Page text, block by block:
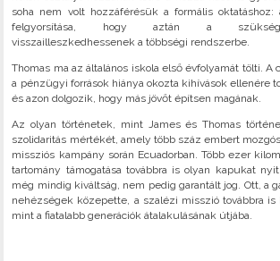
soha nem volt hozzáférésük a formális
felgyorsítása, hogy aztán a
visszailleszkedhessenek a többségi rendszerbe.
Thomas ma az általános iskola első évfolyamát tölti. A
a pénzügyi források hiánya okozta kihívások ellenére
és azon dolgozik, hogy más jövőt építsen magának.
Az olyan történetek, mint James és Thomas
szolidaritás mértékét, amely több száz embert
missziós kampány során Ecuadorban. Több ezer
tartomány támogatása továbbra is olyan kapukat
még mindig kiváltság, nem pedig garantált jog. Ott, a
nehézségek közepette, a szalézi misszió továbbra is
mint a fiatalabb generációk átalakulásának útjába.